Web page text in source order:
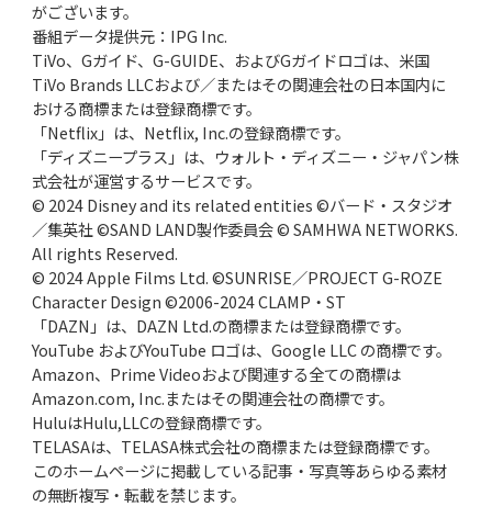
がございます。
番組データ提供元：IPG Inc.
TiVo、Gガイド、G-GUIDE、およびGガイドロゴは、米国
TiVo Brands LLCおよび／またはその関連会社の日本国内に
おける商標または登録商標です。
「Netflix」は、Netflix, Inc.の登録商標です。
「ディズニープラス」は、ウォルト・ディズニー・ジャパン株
式会社が運営するサービスです。
© 2024 Disney and its related entities ©バード・スタジオ
／集英社 ©SAND LAND製作委員会 © SAMHWA NETWORKS.
All rights Reserved.
© 2024 Apple Films Ltd. ©SUNRISE／PROJECT G-ROZE
Character Design ©2006-2024 CLAMP・ST
「DAZN」は、DAZN Ltd.の商標または登録商標です。
YouTube およびYouTube ロゴは、Google LLC の商標です。
Amazon、Prime Videoおよび関連する全ての商標は
Amazon.com, Inc.またはその関連会社の商標です。
HuluはHulu,LLCの登録商標です。
TELASAは、TELASA株式会社の商標または登録商標です。
このホームページに掲載している記事・写真等あらゆる素材
の無断複写・転載を禁じます。